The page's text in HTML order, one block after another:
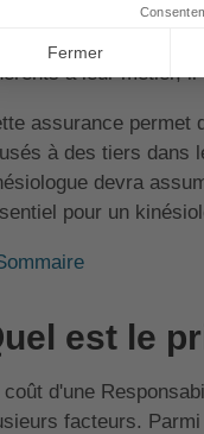
souscription à une
de
à leur métier,
assurance permet
à des tiers dans
devra
pour un
est le
coût d'une
facteurs.